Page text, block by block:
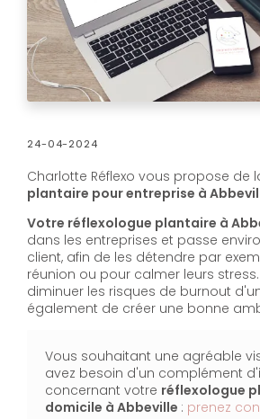
24-04-2024
Charlotte Réflexo vous propose de
plantaire pour entreprise à
Votre réflexologue plantaire à
dans les entreprises et passe
client, afin de les détendre par
réunion ou pour calmer leurs
diminuer les risques de burnout
également de créer une bonne
Vous souhaitant une agréable
avez besoin d'un complément
concernant votre réflexologue
domicile à Abbeville : prenez